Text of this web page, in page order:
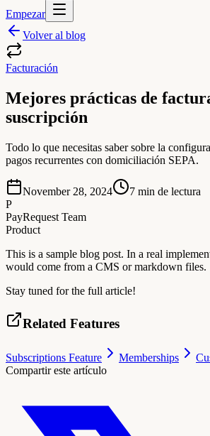
Empezar
Volver al blog
Facturación
Mejores prácticas de
suscripción
Todo lo que necesitas saber sobre la
pagos recurrentes con domiciliación SEPA.
November 28, 2024 7 min de lectura
P
PayRequest Team
Product
This is a sample blog post. In a real
would come from a CMS or markdown files.
Stay tuned for the full article!
Related Features
Subscriptions Feature Memberships
Compartir este artículo